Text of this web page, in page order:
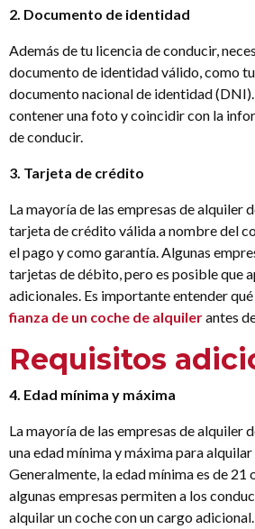
2. Documento de identidad
Además de tu licencia de conducir,
documento de identidad válido, como
documento nacional de identidad
contener una foto y coincidir con la
de conducir.
3. Tarjeta de crédito
La mayoría de las empresas de alquiler
tarjeta de crédito válida a nombre del
el pago y como garantía. Algunas
tarjetas de débito, pero es posible que
adicionales. Es importante entender
fianza de un coche de alquilerantes
Requisitos
4. Edad mínima y máxima
La mayoría de las empresas de alquiler
una edad mínima y máxima para
Generalmente, la edad mínima es de 21
algunas empresas permiten a los
alquilar un coche con un cargo